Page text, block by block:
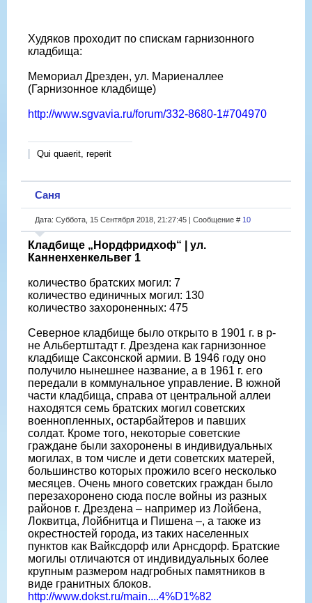
Худяков проходит по спискам гарнизонного
кладбища:
Мемориал Дрезден, ул. Мариеналлее
(Гарнизонное кладбище)
http://www.sgvavia.ru/forum/332-8680-1#704970
Qui quaerit, reperit
Саня
Дата: Суббота, 15 Сентября 2018, 21:27:45 | Сообщение # 10
Кладбище „Нордфридхоф“ | ул.
Канненхенкельвег 1
количество братских могил: 7
количество единичных могил: 130
количество захороненных: 475
Северное кладбище было открыто в 1901 г. в р-
не Альбертштадт г. Дрездена как гарнизонное
кладбище Саксонской армии. В 1946 году оно
получило нынешнее название, а в 1961 г. его
передали в коммунальное управление. В южной
части кладбища, справа от центральной аллеи
находятся семь братских могил советских
военнопленных, остарбайтеров и павших
солдат. Кроме того, некоторые советские
граждане были захоронены в индивидуальных
могилах, в том числе и дети советских матерей,
большинство которых прожило всего несколько
месяцев. Очень много советских граждан было
перезахоронено сюда после войны из разных
районов г. Дрездена – например из Лойбена,
Локвитца, Лойбнитца и Пишена –, а также из
окрестностей города, из таких населенных
пунктов как Вайксдорф или Арнсдорф. Братские
могилы отличаются от индивидуальных более
крупным размером надгробных памятников в
виде гранитных блоков.
http://www.dokst.ru/main....4%D1%82